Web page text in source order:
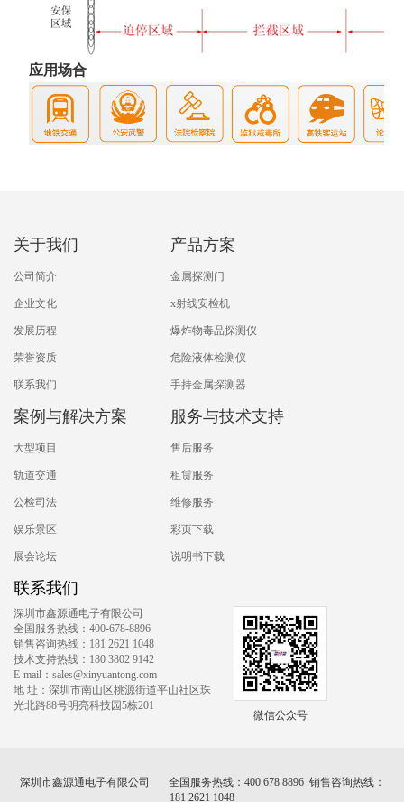
应用场合
关于我们
公司简介
企业文化
发展历程
荣誉资质
联系我们
产品方案
金属探测门
x射线安检机
爆炸物毒品探测仪
危险液体检测仪
手持金属探测器
案例与解决方案
大型项目
轨道交通
公检司法
娱乐景区
展会论坛
服务与技术支持
售后服务
租赁服务
维修服务
彩页下载
说明书下载
联系我们
深圳市鑫源通电子有限公司
全国服务热线：400-678-8896
销售咨询热线：181 2621 1048
技术支持热线：180 3802 9142
E-mail：sales@xinyuantong.com
地 址：深圳市南山区桃源街道平山社区珠
光北路88号明亮科技园5栋201
微信公众号
深圳市鑫源通电子有限公司 全国服务热线：400 678 8896 销售咨询热线：
181 2621 1048